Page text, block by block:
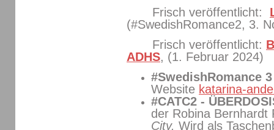
Frisch veröffentlicht:
(#SwedishRomance2, 3.
Frisch veröffentlicht:
ADHS, (1. Februar 2024)
#SwedishRomance
Website katarina-
#CATC2 -
der Robina Bernhardt
City. Wird als